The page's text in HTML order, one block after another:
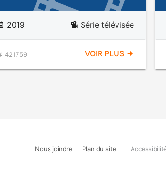
2019 Série télévisée
421759 VOIR PLUS
Nous joindre Plan du site Accessibilité